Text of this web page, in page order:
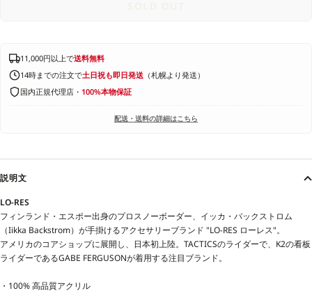
11,000円以上で送料無料
14時までの注文で土日祝も即日発送 （札幌より発送）
国内正規代理店・ 100%本物保証
配送・送料の詳細はこちら
説明文
LO-RES
フィンランド・エスポー出身のプロスノーボーダー、イッカ・バックストロム
（Iikka Backstrom）が手掛けるアクセサリーブランド "LO-RES ローレス"。
アメリカのコアショップに展開し、日本初上陸。TACTICSのライダーで、K2の看板
ライダーであるGABE FERGUSONが着用する注目ブランド。
・100% 高品質アクリル